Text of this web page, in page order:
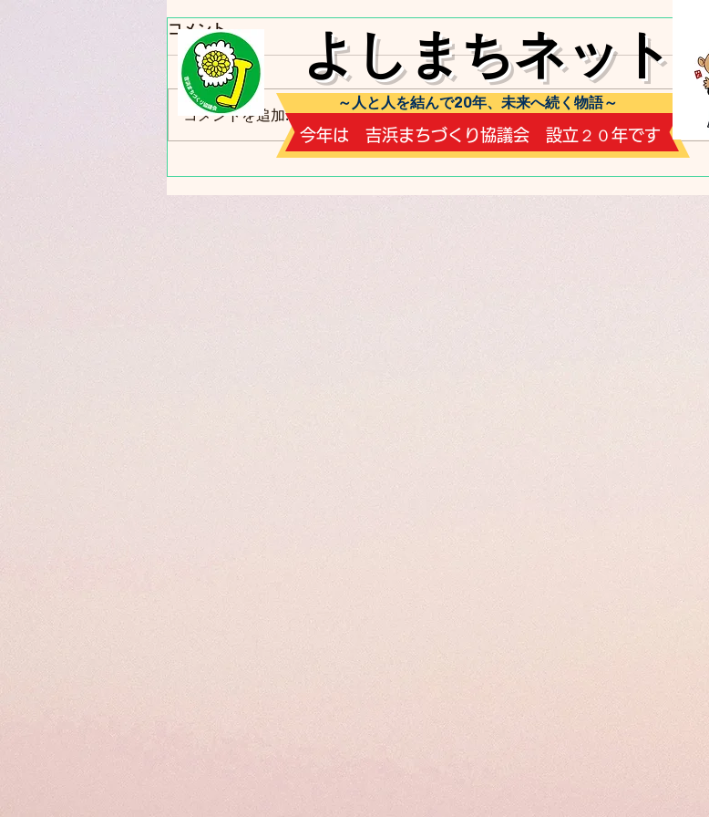
​よしまちネット
​今年は 吉浜まちづくり協議会 設立２０年です
～人と人を結んで20年、未来へ続く物語～
まぜこぜでクリスマス
吉小4年生から3年生に人形文
コメント
コメントを追加…